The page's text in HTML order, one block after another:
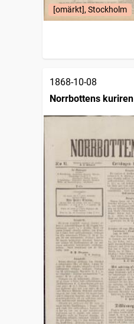
[omärkt], Stockholm
1868-10-08
Norrbottens kuriren